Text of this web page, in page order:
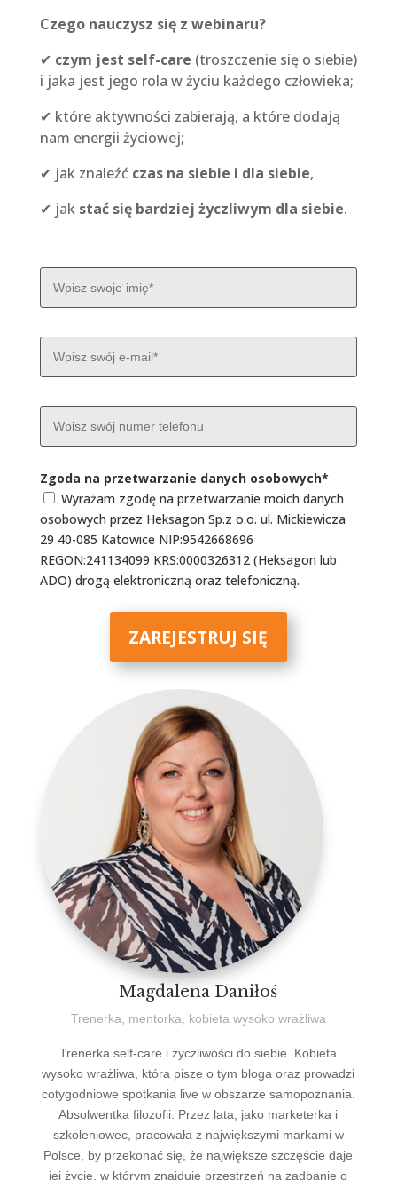
Czego nauczysz się z webinaru?
✔ czym jest self-care (troszczenie się o siebie)
i jaka jest jego rola w życiu każdego człowieka;​
✔ które aktywności zabierają, a które dodają
nam energii życiowej;
✔ jak znaleźć czas na siebie i dla siebie,
✔ jak stać się bardziej życzliwym dla siebie.
Zgoda na przetwarzanie danych osobowych*
Wyrażam zgodę na przetwarzanie moich danych
osobowych przez Heksagon Sp.z o.o. ul. Mickiewicza
29 40-085 Katowice NIP:9542668696
REGON:241134099 KRS:0000326312 (Heksagon lub
ADO) drogą elektroniczną oraz telefoniczną.
ZAREJESTRUJ SIĘ
Magdalena Daniłoś
Trenerka, mentorka, kobieta wysoko wrażliwa
Trenerka self-care i życzliwości do siebie. Kobieta
wysoko wrażliwa, która pisze o tym bloga oraz prowadzi
cotygodniowe spotkania live w obszarze samopoznania.
Absolwentka filozofii. Przez lata, jako marketerka i
szkoleniowec, pracowała z największymi markami w
Polsce, by przekonać się, że największe szczęście daje
jej życie, w którym znajduje przestrzeń na zadbanie o